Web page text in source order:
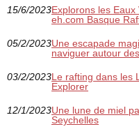
15/6/2023Explorons les Eaux
eh.com Basque
05/2/2023Une escapade
naviguer autour
03/2/2023Le rafting dans les
Explorer
12/1/2023Une lune de miel
Seychelles